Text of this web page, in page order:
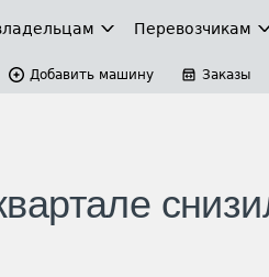
Перевозчикам
Добавить машину Заказы